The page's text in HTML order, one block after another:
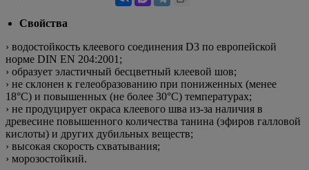
Свойства
› водостойкость клеевого соединения D3 по европейской
норме DIN EN 204:2001;
› образует эластичный бесцветный клеевой шов;
› не склонен к гелеобразованию при пониженных (менее
18°С) и повышенных (не более 30°С) температурах;
› не продуцирует окраса клеевого шва из-за наличия в
древесине повышенного количества танина (эфиров галловой
кислоты) и других дубильных веществ;
› высокая скорость схватывания;
› морозостойкий.